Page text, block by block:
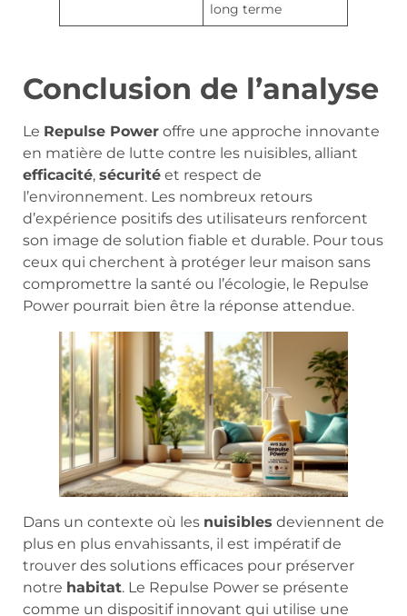
long terme
Conclusion de l’analyse
Le Repulse Power offre une approche innovante
en matière de lutte contre les nuisibles, alliant
efficacité, sécurité et respect de
l’environnement. Les nombreux retours
d’expérience positifs des utilisateurs renforcent
son image de solution fiable et durable. Pour tous
ceux qui cherchent à protéger leur maison sans
compromettre la santé ou l’écologie, le Repulse
Power pourrait bien être la réponse attendue.
Dans un contexte où les nuisibles deviennent de
plus en plus envahissants, il est impératif de
trouver des solutions efficaces pour préserver
notre habitat. Le Repulse Power se présente
comme un dispositif innovant qui utilise une